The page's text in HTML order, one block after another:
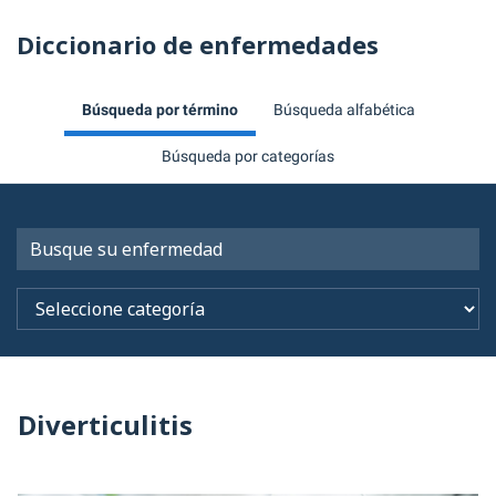
Diccionario de enfermedades
Búsqueda por término Búsqueda alfabética
Búsqueda por categorías
Diverticulitis